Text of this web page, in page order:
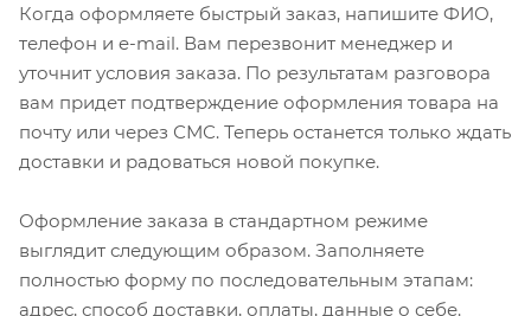
Когда оформляете быстрый заказ, напишите ФИО,
телефон и e-mail. Вам перезвонит менеджер и
уточнит условия заказа. По результатам разговора
вам придет подтверждение оформления товара на
почту или через СМС. Теперь останется только ждать
доставки и радоваться новой покупке.
Оформление заказа в стандартном режиме
выглядит следующим образом. Заполняете
полностью форму по последовательным этапам:
адрес, способ доставки, оплаты, данные о себе.